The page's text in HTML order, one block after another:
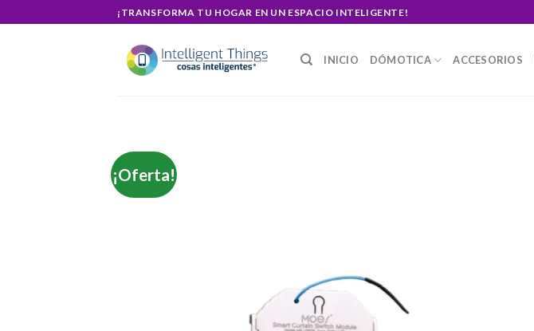
to
¡TRANSFORMA TU HOGAR EN UN ESPACIO INTELIGENTE!
INICIO DÓMOTICA ACCESORIOS
¡Oferta!